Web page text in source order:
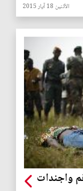
الأثنين 18 آيار 2015
واجندات